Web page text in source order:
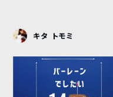
キタ トモミ